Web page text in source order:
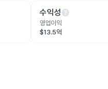
수익성help
영업이익
$13.5억